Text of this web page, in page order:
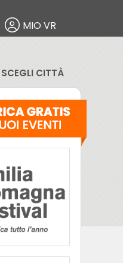
MIO VR
SCEGLI CITTÀ